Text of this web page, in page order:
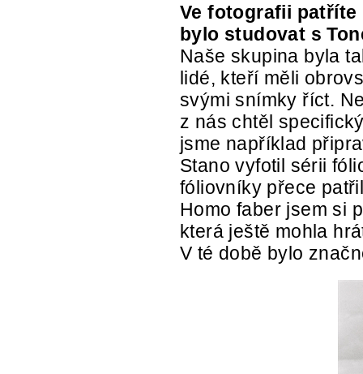
Ve fotografii patříte
bylo studovat s
Naše skupina byla
lidé, kteří měli
svými snímky říct.
z nás chtěl
jsme například
Stano vyfotil sérii
fóliovníky přece
Homo faber jsem si
která ještě mohla
V té době bylo